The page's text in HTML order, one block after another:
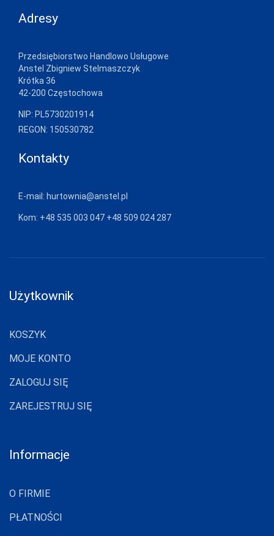
Adresy
Przedsiębiorstwo Handlowo Usługowe
Anstel Zbigniew Stelmaszczyk
Krótka 36
42-200 Częstochowa
NIP: PL5730201914
REGON: 150530782
Kontakty
E-mail: hurtownia@anstel.pl
Kom: +48 535 003 047 +48 509 024 287
Użytkownik
KOSZYK
MOJE KONTO
ZALOGUJ SIĘ
ZAREJESTRUJ SIĘ
Informacje
O FIRMIE
PŁATNOŚCI